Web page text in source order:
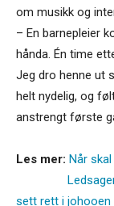
om musikk og
– En barnepleier
hånda. Én time
Jeg dro henne ut
helt nydelig, og
anstrengt første
Les mer: Når
sett rett i johooen